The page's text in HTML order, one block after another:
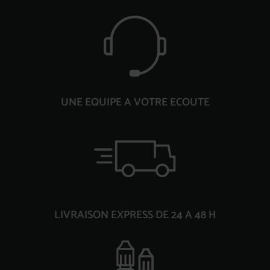
UNE EQUIPE A VOTRE ECOUTE
LIVRAISON EXPRESS DE 24 A 48 H